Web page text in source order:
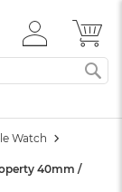
ZALOGUJ
SIĘ
Watch
40mm /